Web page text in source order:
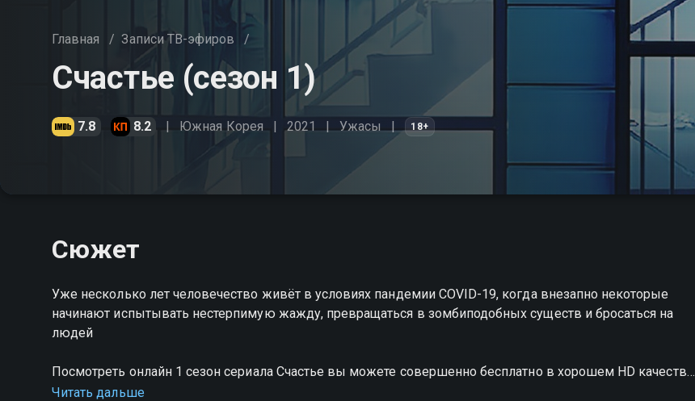
Главная / Записи ТВ-эфиров /
Счастье (сезон 1)
7.8 8.2 Южная Корея 2021 Ужасы 18+
Сюжет
Уже несколько лет человечество живёт в условиях пандемии COVID-19, когда внезапно некоторые
начинают испытывать нестерпимую жажду, превращаться в зомбиподобных существ и бросаться на
людей
Посмотреть онлайн 1 сезон сериала Счастье вы можете совершенно бесплатно в хорошем HD качестве
на Смотрёшке
Читать дальше